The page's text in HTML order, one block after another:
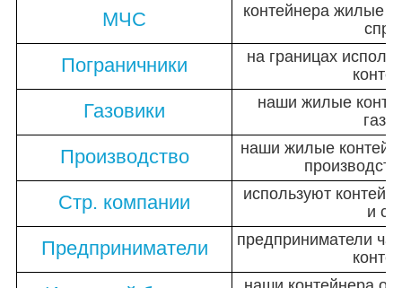
МЧС
контейнера жилые
Пограничники
на границах
Газовики
наши жилые
Производство
наши жилые
Стр. компании
используют
и
Предприниматели
предприниматели